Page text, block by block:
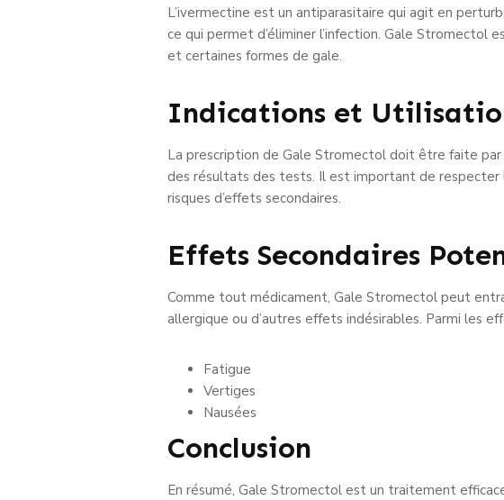
L’ivermectine est un antiparasitaire qui agit en
ce qui permet d’éliminer l’infection. Gale Stromectol
et certaines formes de gale.
Indications et
La prescription de Gale Stromectol doit être faite
des résultats des tests. Il est important de
risques d’effets secondaires.
Effets Secondaires
Comme tout médicament, Gale Stromectol peut
allergique ou d’autres effets indésirables. Parmi les
Fatigue
Vertiges
Nausées
Conclusion
En résumé, Gale Stromectol est un traitement